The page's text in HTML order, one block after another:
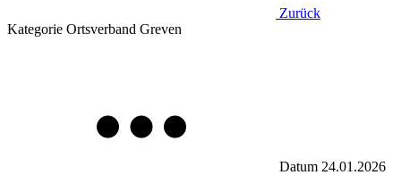
Zurück
Kategorie Ortsverband Greven
Datum 24.01.2026